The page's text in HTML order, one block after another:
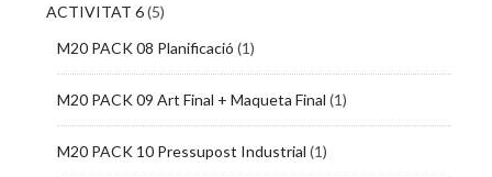
ACTIVITAT 6(5)
M20 PACK 08 Planificació (1)
M20 PACK 09 Art Final + Maqueta Final (1)
M20 PACK 10 Pressupost Industrial (1)